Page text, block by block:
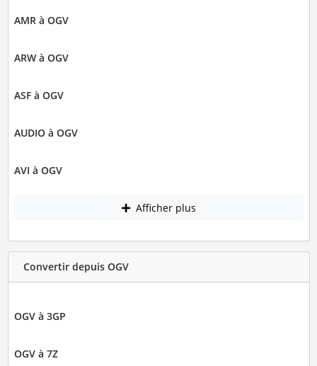
AMR à OGV
ARW à OGV
ASF à OGV
AUDIO à OGV
AVI à OGV
Afficher plus
Convertir depuis OGV
OGV à 3GP
OGV à 7Z